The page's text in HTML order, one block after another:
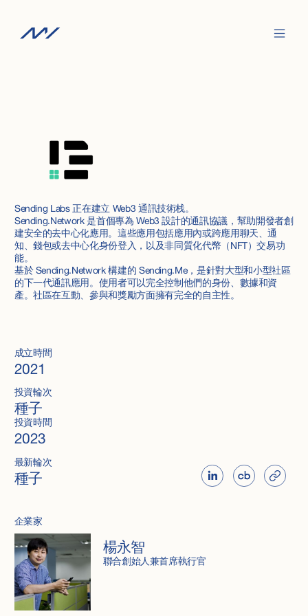
Sending Labs 正在建立 Web3 通訊技術栈。
Sending.Network 是首個專為 Web3 設計的通訊協議，幫助開發者創
建安全的去中心化應用。這些應用包括應用內或跨應用聊天、通
知、錢包或去中心化身份登入，以及非同質化代幣（NFT）交易功
能。
基於 Sending.Network 構建的 Sending.Me，是針對大型和小型社區
的下一代通訊應用。使用者可以完全控制他們的身份、數據和資
產。社區在互動、參與和獎勵方面擁有完全的自主性。
成立時間
2021
投資輪次
種子
投資時間
2023
最新輪次
種子
企業家
楊永智
聯合創始人兼首席執行官